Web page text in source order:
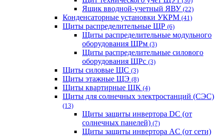
Ящик вводной-учетный ЯВУ (22)
Конденсаторные установки УКРМ (41)
Щиты распределительные ЩР (6)
Щиты распределительные модульного
оборудования ЩРм (3)
Щиты распределительные силового
оборудования ЩРс (3)
Щиты силовые ЩС (3)
Щиты этажные ЩЭ (8)
Щиты квартирные ЩК (4)
Щиты для солнечных электростанций (СЭС)
(13)
Щиты защиты инвертора DC (от
солнечных панелей) (7)
Щиты защиты инвертора AC (от сети)